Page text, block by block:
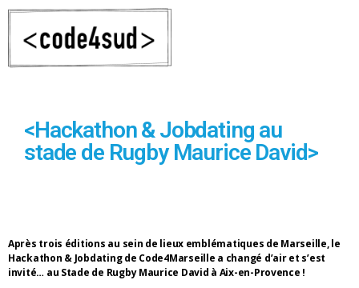
<Hackathon & Jobdating au
stade de Rugby Maurice David>
Après trois éditions au sein de lieux emblématiques de Marseille, le
Hackathon & Jobdating de Code4Marseille a changé d’air et s’est
invité… au Stade de Rugby Maurice David à Aix-en-Provence !